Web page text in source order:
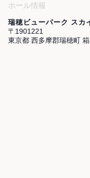
ホール情報
瑞穂ビューパーク スカ
〒1901221
東京都 西多摩郡瑞穂町